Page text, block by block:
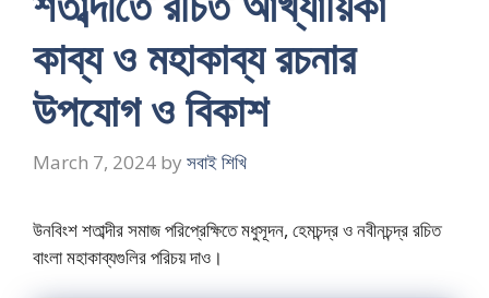
কাব্য ও মহাকাব্য রচনার
উপযােগ ও বিকাশ
March 7, 2024 by সবাই শিখি
উনবিংশ শতাব্দীর সমাজ পরিপ্রেক্ষিতে মধুসূদন, হেমচন্দ্র ও নবীনচন্দ্র রচিত
বাংলা মহাকাব্যগুলির পরিচয় দাও।